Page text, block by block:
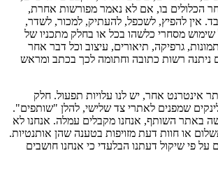
הכלולים בו, אם לא נאמר מפורשות אחרת,
אין להפיץ, לשכפל, להעתיק, למכור, לשדר,
מסחרי כלשהו בכל או בחלק מתכניו של
גרפיקה, תיאורים, עיצוב וכל דבר אחר
רשות כתובה וחתומה לכך בכתב ומראש
אינטרנט אחר, יש לנו עלויות תפעול. חלק
שמפנים לאתרי צד שלישי, להלן "שותפים".
באתר השותף, אנחנו מקבלים עמלה. אנחנו לא
או חוות דעת מזויפות בטענה שהן אותנטיות.
על פי שיקול דעתנו הבלעדי כי אנחנו חושבים